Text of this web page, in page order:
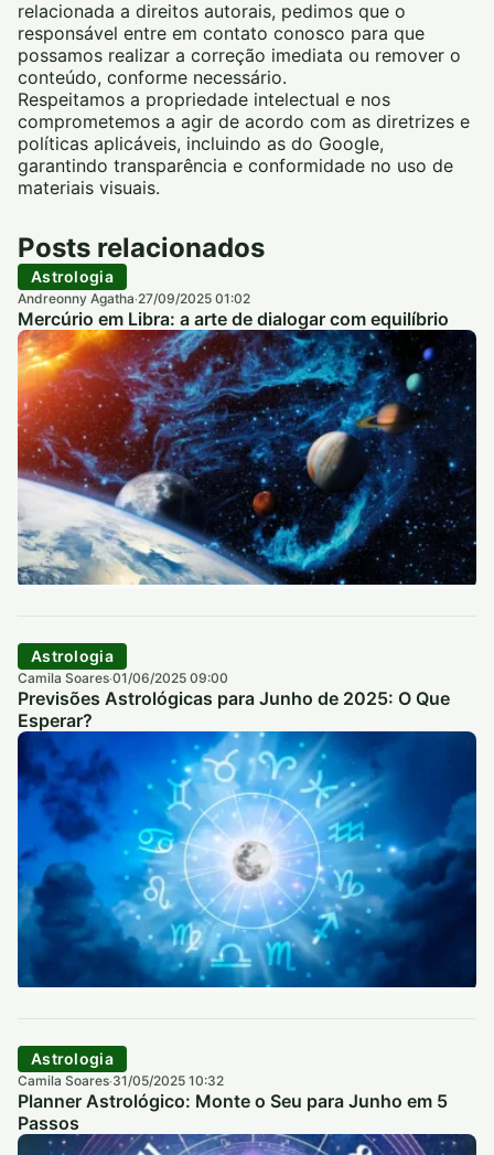
relacionada a direitos autorais, pedimos que o
responsável entre em contato conosco para que
possamos realizar a correção imediata ou remover o
conteúdo, conforme necessário.
Respeitamos a propriedade intelectual e nos
comprometemos a agir de acordo com as diretrizes e
políticas aplicáveis, incluindo as do Google,
garantindo transparência e conformidade no uso de
materiais visuais.
Posts relacionados
Astrologia
Andreonny Agatha·27/09/2025 01:02
Mercúrio em Libra: a arte de dialogar com equilíbrio
Astrologia
Camila Soares·01/06/2025 09:00
Previsões Astrológicas para Junho de 2025: O Que
Esperar?
Astrologia
Camila Soares·31/05/2025 10:32
Planner Astrológico: Monte o Seu para Junho em 5
Passos